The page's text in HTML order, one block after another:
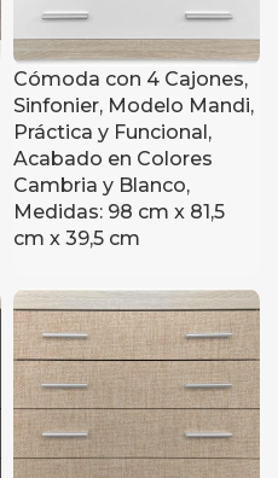
Cómoda con 4 Cajones,
Sinfonier, Modelo Mandi,
Práctica y Funcional,
Acabado en Colores
Cambria y Blanco,
Medidas: 98 cm x 81,5
cm x 39,5 cm